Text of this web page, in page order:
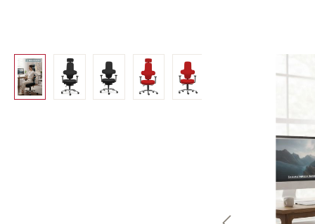
Bildergalerie überspringen